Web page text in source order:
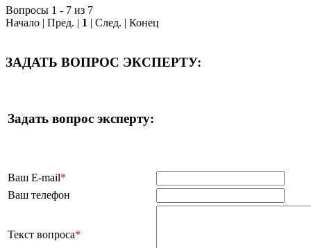
Вопросы 1 - 7 из 7
Начало | Пред. | 1 | След. | Конец
ЗАДАТЬ ВОПРОС ЭКСПЕРТУ:
Задать вопрос эксперту:
Ваш E-mail*
Ваш телефон
Текст вопроса*